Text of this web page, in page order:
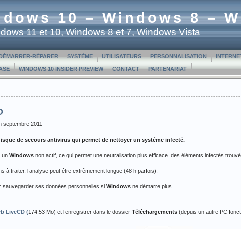
10 – Windows 8 –
11 et 10, Windows 8 et 7, Windows Vista
RÉPARER SYSTÈME UTILISATEURS PERSONNALISATION
WINDOWS 10 INSIDER PREVIEW CONTACT PARTENARIAT
septembre 2011
de secours antivirus qui permet de nettoyer un système infecté.
un Windows non actif, ce qui permet une neutralisation plus efficace des éléments infectés
à traiter, l’analyse peut être extrêmement longue (48 h parfois).
sauvegarder ses données personnelles si Windows ne démarre plus.
LiveCD (174,53 Mo) et l’enregistrer dans le dossier Téléchargements (depuis un autre PC